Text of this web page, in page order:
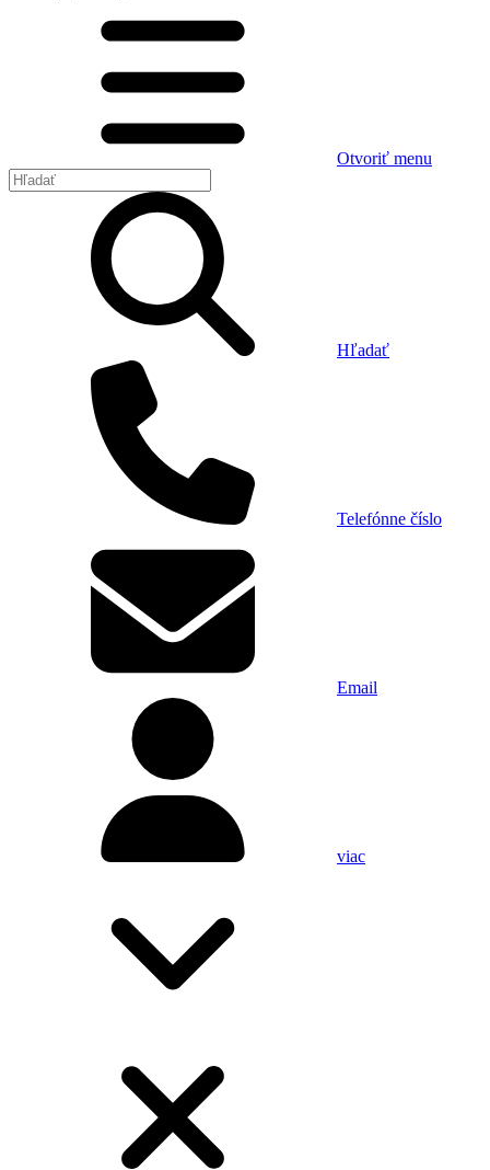
Otvoriť menu
Hľadať
Telefónne číslo
Email
viac